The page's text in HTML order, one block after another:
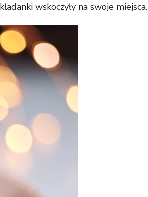
wskoczyły na swoje miejsca.